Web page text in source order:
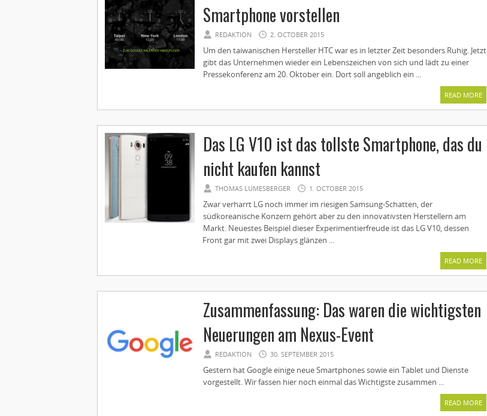
Smartphone vorstellen
REDAKTION 2. OCTOBER 2015
Um den taiwanischen Hersteller HTC war es in letzter Zeit besonders Ruhig. Jetzt
gibt das Unternehmen wieder ein Lebenszeichen von sich und lädt zu einer
Pressekonferenz am 20. Oktober ein. Dort soll angeblich ein ...
READ MORE
Das LG V10 ist das tollste Smartphone, das du
nicht kaufen kannst
THOMAS LUMESBERGER 1. OCTOBER 2015
Zwar verharrt LG noch immer im riesigen Samsung-Schatten, der
südkoreanische Konzern gehört aber zu den innovativsten Herstellern am
Markt. Neuestes Beispiel dieser Experimentierfreude ist das LG V10, dessen
Front gar mit zwei Displays glänzen ...
READ MORE
Zusammenfassung: Das waren die wichtigsten
Neuerungen am Nexus-Event
REDAKTION 30. SEPTEMBER 2015
Gestern hat Google einige neue Smartphones sowie ein Tablet und Dienste
vorgestellt. Wir fassen hier noch einmal das Wichtigste zusammen ...
READ MORE